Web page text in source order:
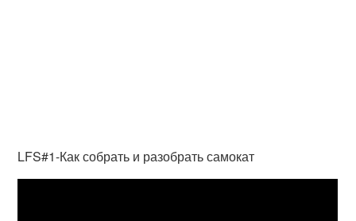
LFS#1-Как собрать и разобрать самокат